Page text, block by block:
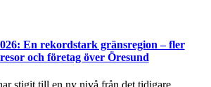
En rekordstark gränsregion – fler
och företag över Öresund